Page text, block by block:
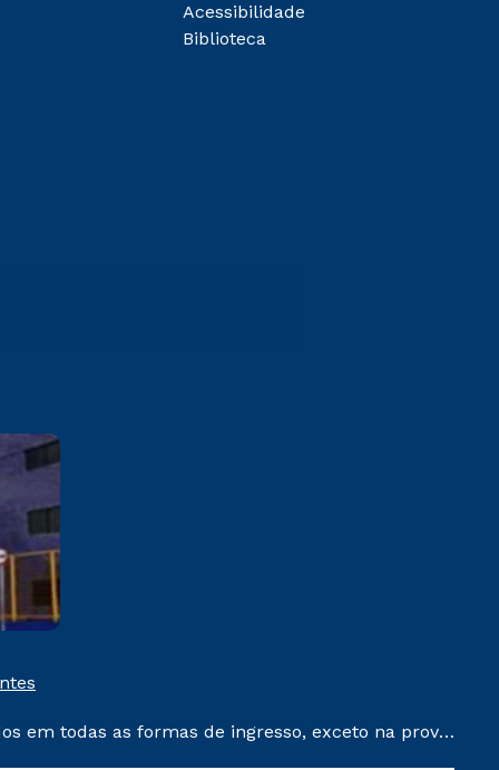
Acessibilidade
Biblioteca
em todas as formas de ingresso, exceto na prova